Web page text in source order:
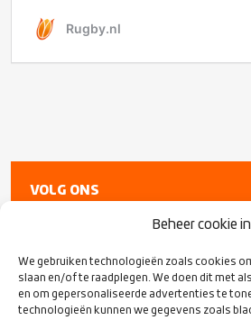
Beheer cookie
We gebruiken technologieën zoals cookies
slaan en/of te raadplegen. We doen dit met
en om gepersonaliseerde advertenties te
technologieën kunnen we gegevens zoals
VOLG ONS